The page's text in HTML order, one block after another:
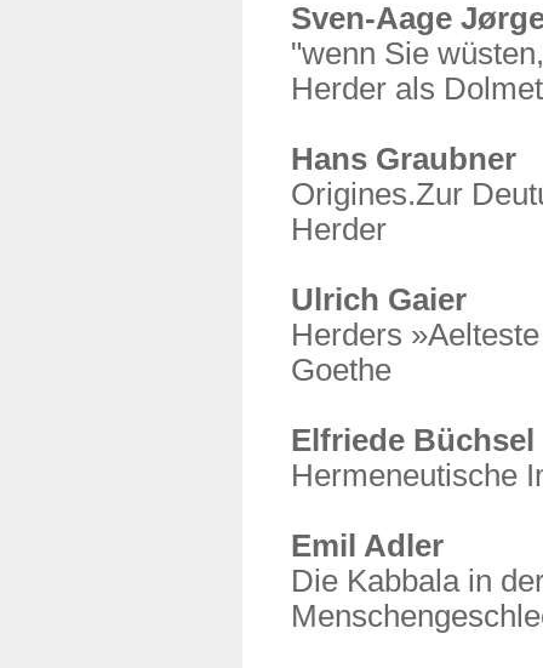
Sven-Aage
"wenn Sie
Herder als
Hans Graubner
Origines.Zur
Herder
Ulrich Gaier
Herders
Goethe
Elfriede Büchsel
Hermeneutische
Emil Adler
Die Kabbala in